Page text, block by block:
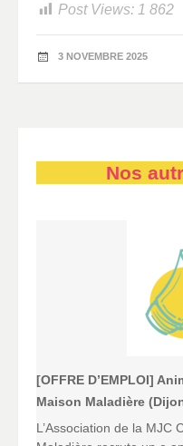
Post Views: 1 862
3 NOVEMBRE 2025
Nos
[OFFRE D’EMPLOI]
Maison Maladière
L’Association de la MJC